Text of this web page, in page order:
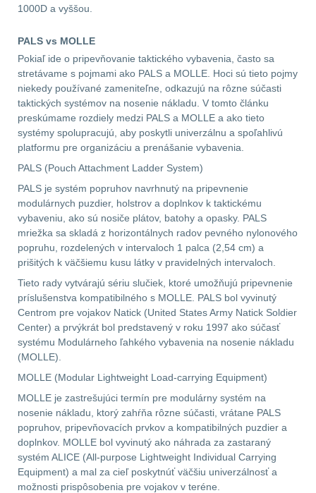
AK47 10
.2210
.223 (5.56mm)9
.243 .260 (6.5mm)7
.270 .280 (7mm)8
.30 .308 (7.62mm)
11
12GA, 20GA14
.40 .4110
.44 .45
.357 .38 (9mm)11
19118
AR106
1000D a vyššou.
PALS vs MOLLE
Pokiaľ ide o pripevňovanie taktického vybavenia, často sa
stretávame s pojmami ako PALS a MOLLE. Hoci sú tieto pojmy
niekedy používané zameniteľne, odkazujú na rôzne súčasti
taktických systémov na nosenie nákladu. V tomto článku
preskúmame rozdiely medzi PALS a MOLLE a ako tieto
systémy spolupracujú, aby poskytli univerzálnu a spoľahlivú
platformu pre organizáciu a prenášanie vybavenia.
PALS (Pouch Attachment Ladder System)
PALS je systém popruhov navrhnutý na pripevnenie
modulárnych puzdier, holstrov a doplnkov k taktickému
vybaveniu, ako sú nosiče plátov, batohy a opasky. PALS
mriežka sa skladá z horizontálnych radov pevného nylonového
popruhu, rozdelených v intervaloch 1 palca (2,54 cm) a
prišitých k väčšiemu kusu látky v pravidelných intervaloch.
Tieto rady vytvárajú sériu slučiek, ktoré umožňujú pripevnenie
príslušenstva kompatibilného s MOLLE. PALS bol vyvinutý
Centrom pre vojakov Natick (United States Army Natick Soldier
Center) a prvýkrát bol predstavený v roku 1997 ako súčasť
systému Modulárneho ľahkého vybavenia na nosenie nákladu
(MOLLE).
MOLLE (Modular Lightweight Load-carrying Equipment)
MOLLE je zastrešujúci termín pre modulárny systém na
nosenie nákladu, ktorý zahŕňa rôzne súčasti, vrátane PALS
popruhov, pripevňovacích prvkov a kompatibilných puzdier a
doplnkov. MOLLE bol vyvinutý ako náhrada za zastaraný
systém ALICE (All-purpose Lightweight Individual Carrying
Equipment) a mal za cieľ poskytnúť väčšiu univerzálnosť a
možnosti prispôsobenia pre vojakov v teréne.